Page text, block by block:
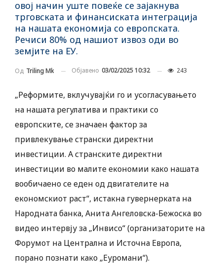
овој начин уште повеќе се зајакнува
трговската и финансиската интеграција
на нашата економија со европската.
Речиси 80% од нашиот извоз оди во
земјите на ЕУ.
Од Triling Mk Објавено 03/02/2025 10:32 243
„Реформите, вклучувајќи го и усогласувањето
на нашата регулатива и практики со
европските, се значаен фактор за
привлекување странски директни
инвестиции. А странските директни
инвестиции во малите економии како нашата
вообичаено се еден од двигателите на
економскиот раст“, истакна гувернерката на
Народната банка, Анита Ангеловска-Бежоска во
видео интервју за „Инвисо“ (организаторите на
Форумот на Централна и Источна Европа,
порано познати како „Еуромани“).